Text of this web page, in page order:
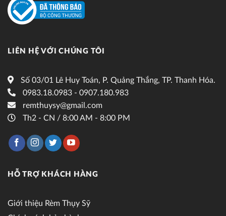
LIÊN HỆ VỚI CHÚNG TÔI
Số 03/01 Lê Huy Toán, P. Quảng Thắng, TP. Thanh Hóa.
0983.18.0983 - 0907.180.983
remthuysy@gmail.com
Th2 - CN / 8:00 AM - 8:00 PM
HỖ TRỢ KHÁCH HÀNG
Giới thiệu Rèm Thụy Sỹ